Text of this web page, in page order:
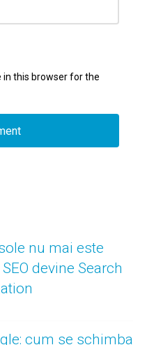
in this browser for the
nu mai este
devine Search
cum se schimba